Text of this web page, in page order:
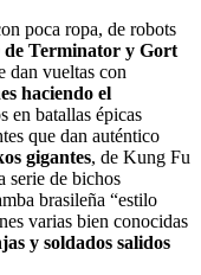
poca ropa, de robots
de Terminator y Gort
dan vueltas con
haciendo el
en batallas épicas
que dan auténtico
gigantes, de Kung Fu
serie de bichos
brasileña “estilo
varias bien conocidas
y soldados salidos